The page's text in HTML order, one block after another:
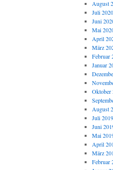
August
Juli 2020
Juni
Mai
April
März
Februar
Januar
Oktober
August
Juli 2019
Juni
Mai
April
März
Februar